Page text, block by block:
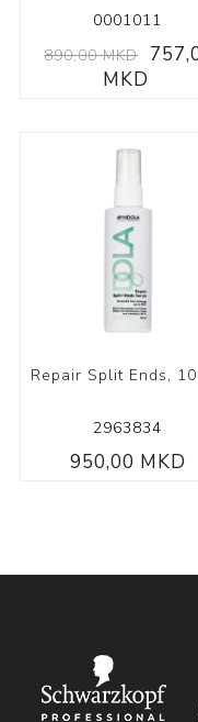
0001011
890,00 MKD
MKD
Repair Split Ends,
2963834
950,00 MKD